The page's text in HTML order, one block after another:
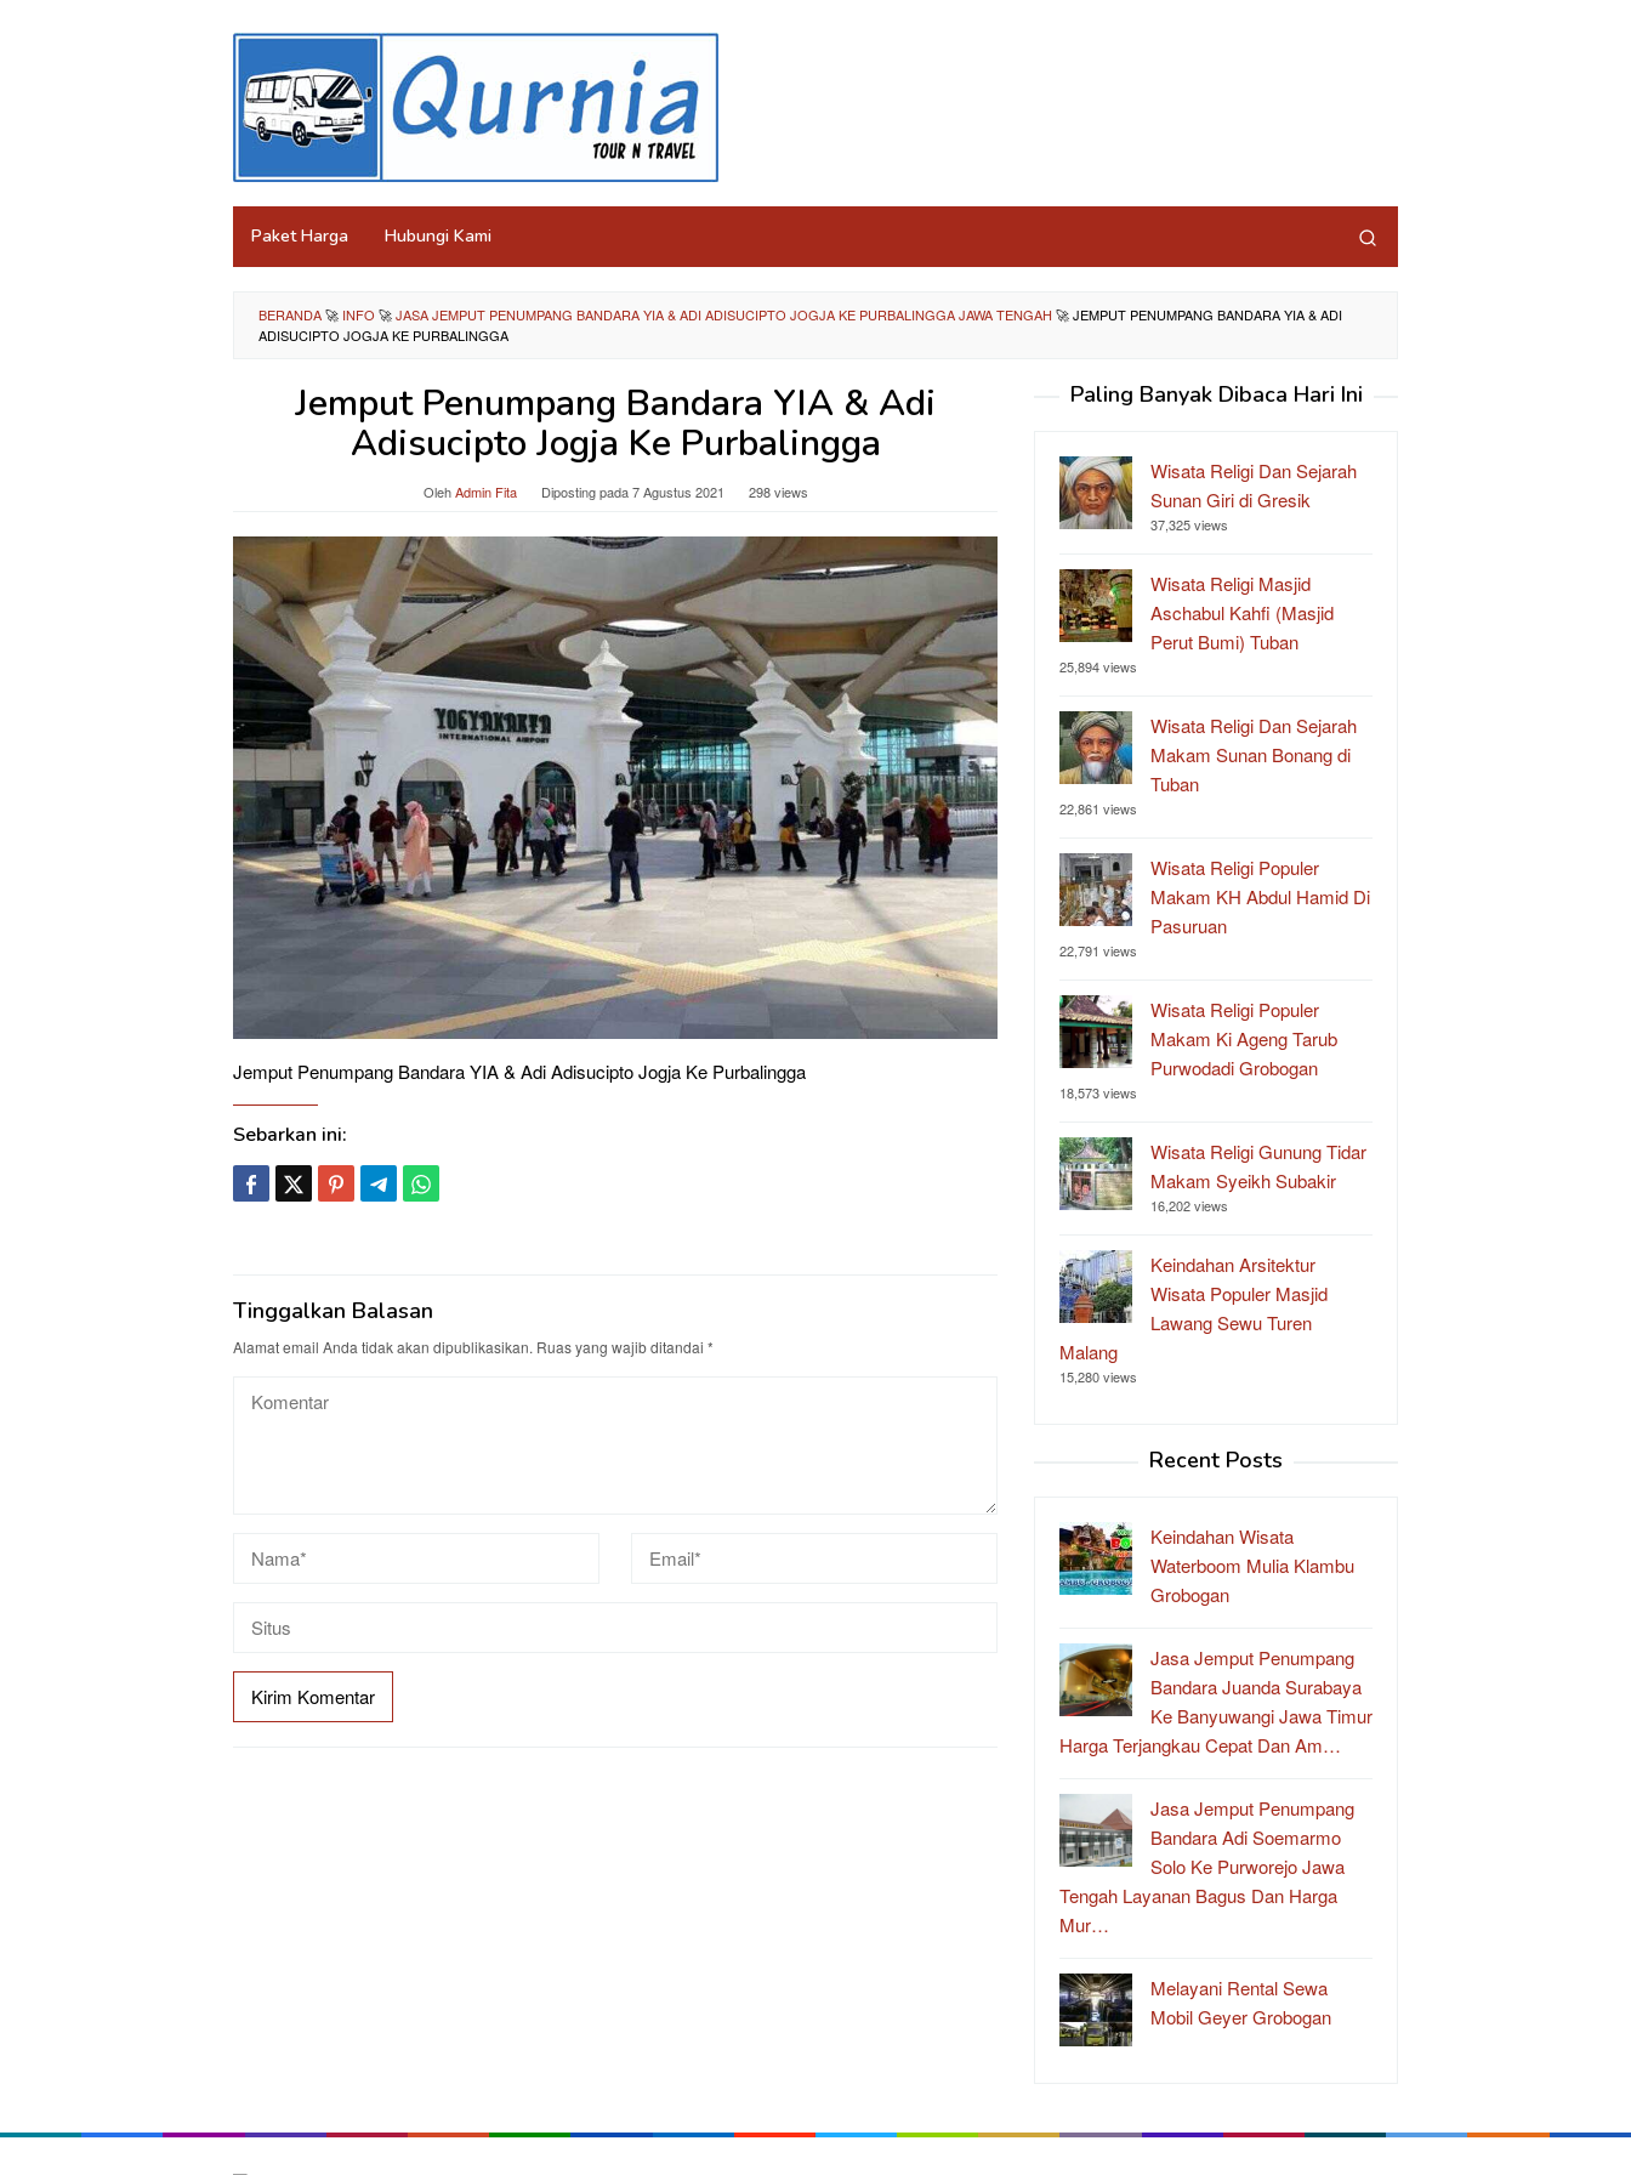
Paket Harga Hubungi Kami
BERANDA🚀 INFO 🚀JASA JEMPUT PENUMPANG BANDARA YIA & ADI ADISUCIPTO JOGJA KE PURBALINGGA JAWA TENGAH 🚀JEMPUT PENUMPANG BANDARA YIA & ADI
ADISUCIPTO JOGJA KE PURBALINGGA
Jemput Penumpang Bandara YIA & Adi
Adisucipto Jogja Ke Purbalingga
OlehAdmin Fita Diposting pada7 Agustus 2021 298 views
Jemput Penumpang Bandara YIA & Adi Adisucipto Jogja Ke Purbalingga
Sebarkan ini:
Tinggalkan Balasan
Alamat email Anda tidak akan dipublikasikan. Ruas yang wajib ditandai *
Paling Banyak Dibaca Hari Ini
Wisata Religi Dan Sejarah
Sunan Giri di Gresik
37,325 views
Wisata Religi Masjid
Aschabul Kahfi (Masjid
Perut Bumi) Tuban
25,894 views
Wisata Religi Dan Sejarah
Makam Sunan Bonang di
Tuban
22,861 views
Wisata Religi Populer
Makam KH Abdul Hamid Di
Pasuruan
22,791 views
Wisata Religi Populer
Makam Ki Ageng Tarub
Purwodadi Grobogan
18,573 views
Wisata Religi Gunung Tidar
Makam Syeikh Subakir
16,202 views
Keindahan Arsitektur
Wisata Populer Masjid
Lawang Sewu Turen
Malang
15,280 views
Recent Posts
Keindahan Wisata
Waterboom Mulia Klambu
Grobogan
Jasa Jemput Penumpang
Bandara Juanda Surabaya
Ke Banyuwangi Jawa Timur
Harga Terjangkau Cepat Dan Am…
Jasa Jemput Penumpang
Bandara Adi Soemarmo
Solo Ke Purworejo Jawa
Tengah Layanan Bagus Dan Harga
Mur…
Melayani Rental Sewa
Mobil Geyer Grobogan